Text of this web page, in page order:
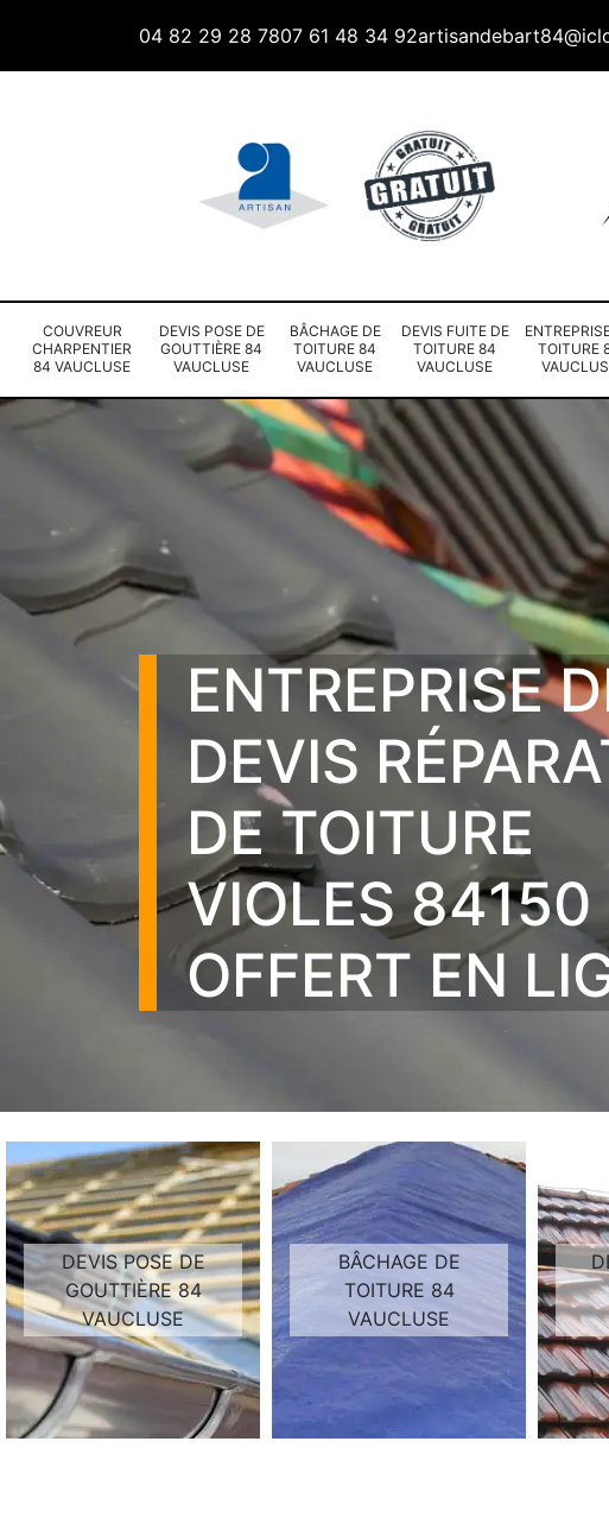
04 82 29 28 7807 61 48 34 92
COUVREUR
CHARPENTIER
84 VAUCLUSE
DEVIS POSE DE
GOUTTIÈRE 84
VAUCLUSE
BÂCHAGE DE
TOITURE 84
VAUCLUSE
DEVIS FUITE DE
TOITURE 84
VAUCLUSE
TOITURE
ENTREPRISE
DEVIS
DE TOITURE
VIOLES 84150
OFFERT EN
DEVIS POSE DE
GOUTTIÈRE 84
VAUCLUSE
BÂCHAGE DE
TOITURE 84
VAUCLUSE